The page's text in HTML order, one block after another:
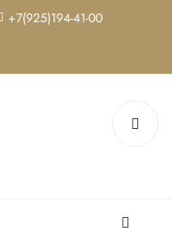
+7(925)194-41-00